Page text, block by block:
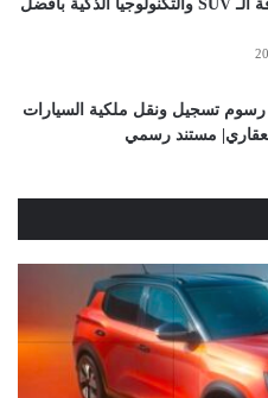
هافال H6.. أناقة الـ SUV والتكنولوجيا الذكية بأفضل
تسجيل ونقل ملكية السيارات